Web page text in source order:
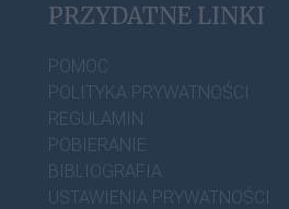
PRZYDATNE LINKI
POMOC
POLITYKA PRYWATNOŚCI
REGULAMIN
POBIERANIE
BIBLIOGRAFIA
USTAWIENIA PRYWATNOŚCI